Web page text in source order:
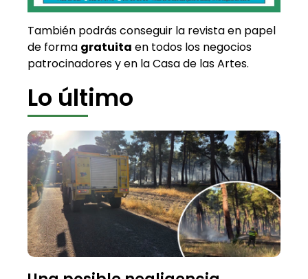
También podrás conseguir la revista en papel
de forma gratuita en todos los negocios
patrocinadores y en la Casa de las Artes.
Lo último